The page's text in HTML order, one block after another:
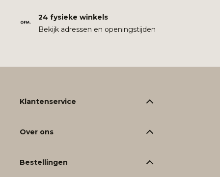
24 fysieke winkels
Bekijk adressen en openingstijden
Klantenservice
Over ons
Bestellingen